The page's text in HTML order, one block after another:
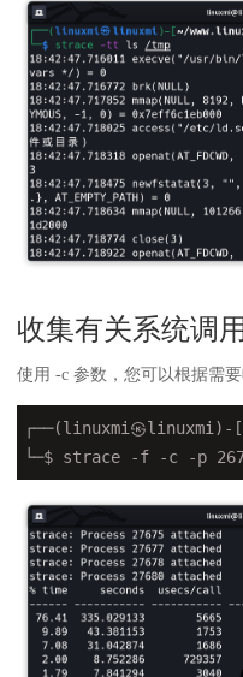
收集有关系统调
使用 -c 参数，您可以根据需
┌──(linuxmi㉿linuxmi)-
└─$ strace
-f -c -p